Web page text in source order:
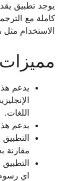
يوجد تطبيق
كاملة مع
الاستخدام مثل
مميزات SayHi Translate
يدعم
اللغات.
يدعم
مقارنة
التطبيق
اي